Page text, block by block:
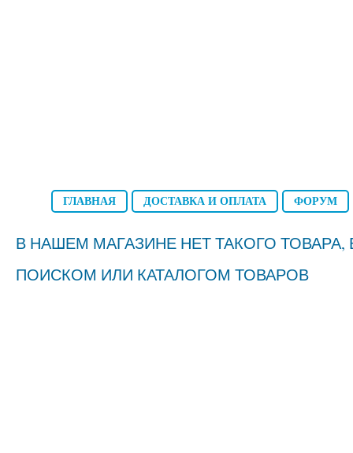
ГЛАВНАЯ ДОСТАВКА И ОПЛАТА ФОРУМ
В НАШЕМ МАГАЗИНЕ НЕТ ТАКОГО
ПОИСКОМ ИЛИ КАТАЛОГОМ ТОВАРОВ